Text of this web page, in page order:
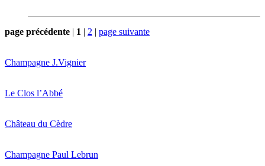
page précédente | 1 | 2 | page suivante
Champagne J.Vignier
Le Clos l’Abbé
Château du Cèdre
Champagne Paul Lebrun